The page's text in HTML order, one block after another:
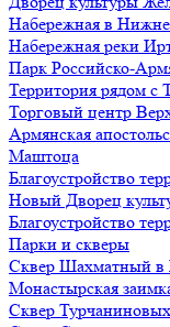
Набережная в
Набережная реки
Парк Российско-
Территория рядом
Торговый центр
Армянская
Маштоца
Благоустройство
Нoвый Двoрeц
Благоустройство
Парки и скверы
Сквер Шахматный
Монастырская
Сквер